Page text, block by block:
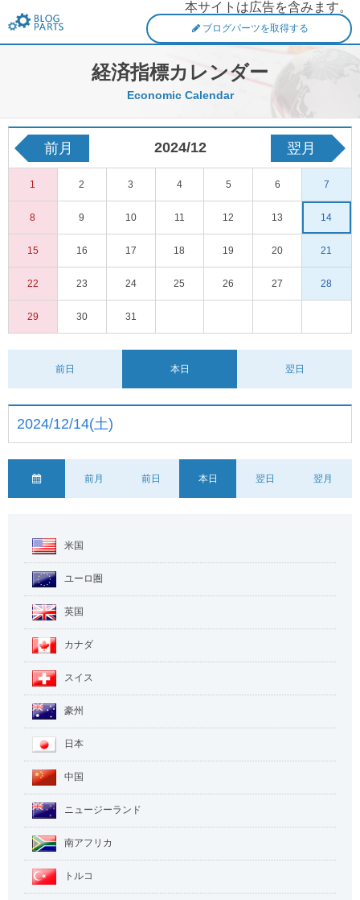
本サイトは広告を含みます。
ブログパーツを取得する
経済指標カレンダー
Economic Calendar
前月 2024/12 翌月
1 2 3 4 5 6 7
8 9 10 11 12 13 14
15 16 17 18 19 20 21
22 23 24 25 26 27 28
29 30 31
前日 本日 翌日
2024/12/14(土)
前月 前日 本日 翌日 翌月
米国
ユーロ圏
英国
カナダ
スイス
豪州
日本
中国
ニュージーランド
南アフリカ
トルコ